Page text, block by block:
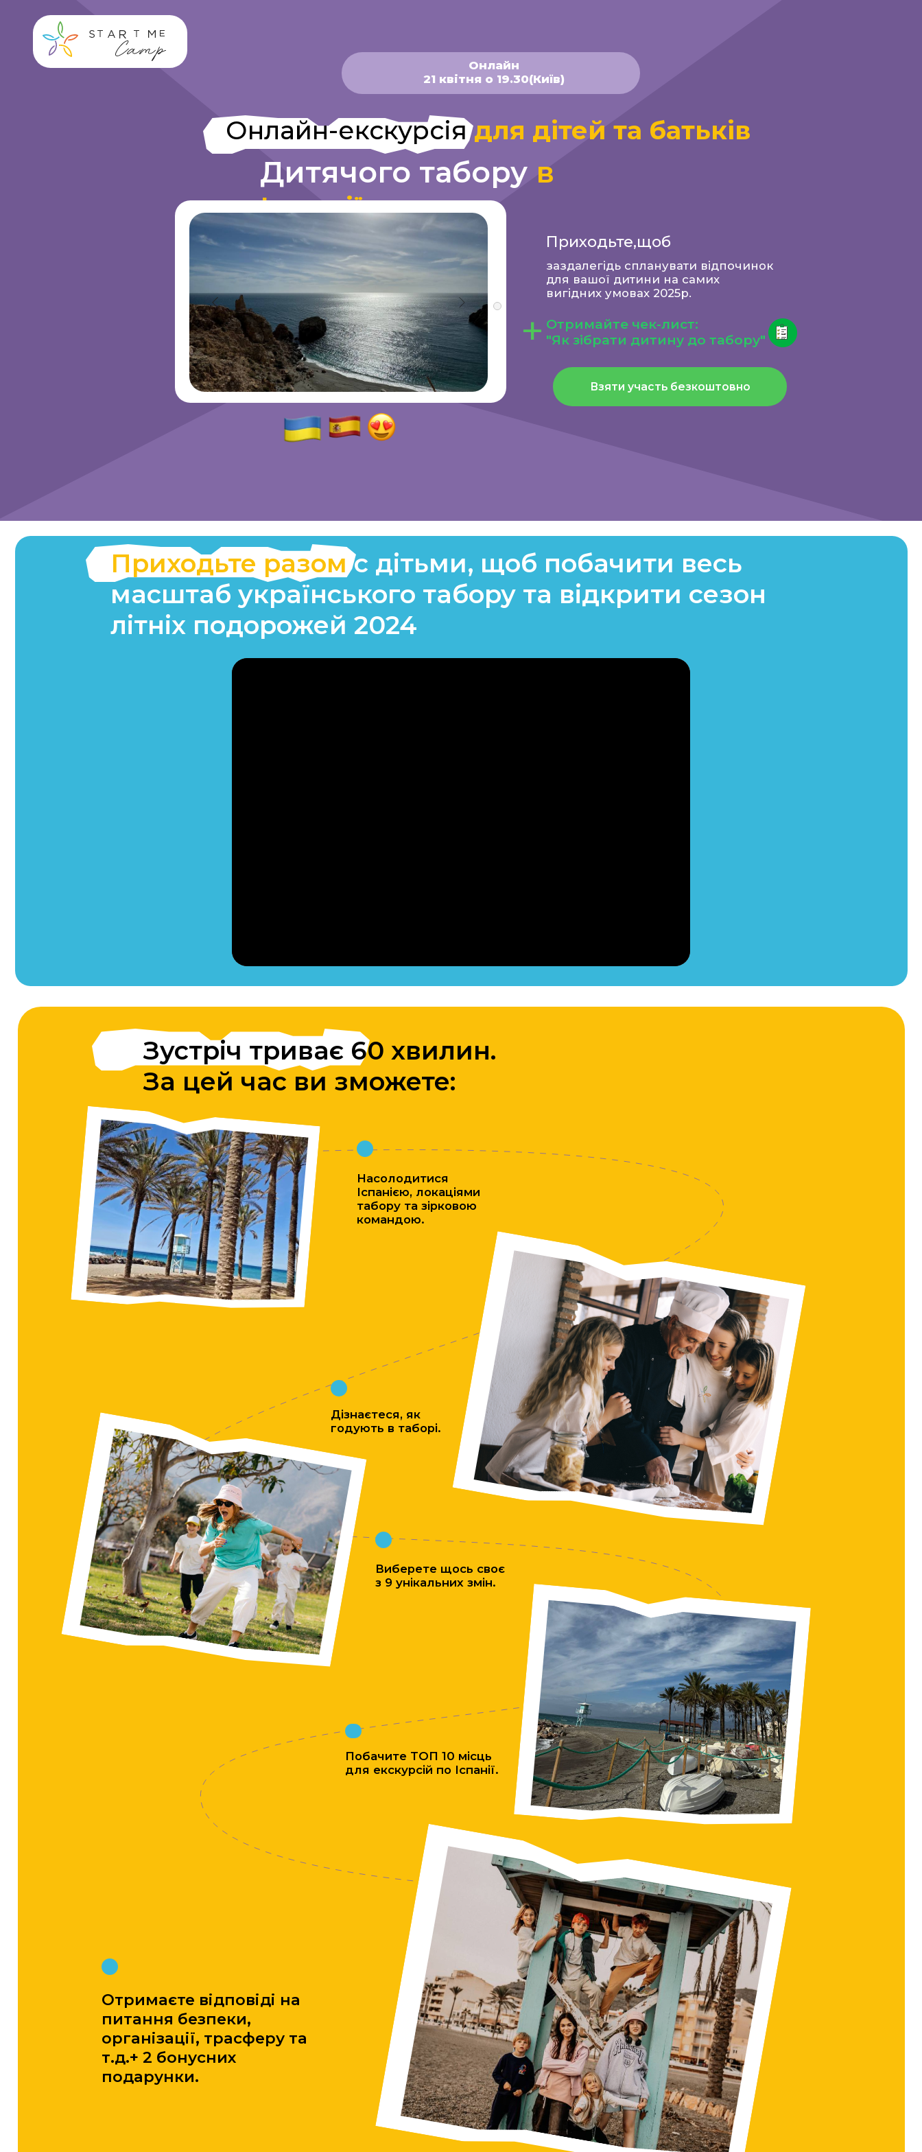
Дитячого табору
Іспанії
Онлайн-екскурсіядля дітей та батьків
заздалегідь спланувати відпочинок
для вашої дитини на самих
вигідних умовах 2025р.
Приходьте,щоб
Отримайте чек-лист:
"Як зібрати дитину до табору"
Взяти участь безкоштовно
21 квітня о 19.30(Київ)
+
масштаб українського табору та відкрити сезон
літніх подорожей 2024
За цей час ви зможете:
Насолодитися
Іспанією, локаціями
табору та зірковою
командою.
Дізнаєтеся, як
годують в таборі.
Виберете щось своє
з 9 унікальних змін.
Побачите ТОП 10 місць
для екскурсій по Іспанії.
Отримаєте відповіді на
питання безпеки,
організації, трасферу та
Хто проведе?